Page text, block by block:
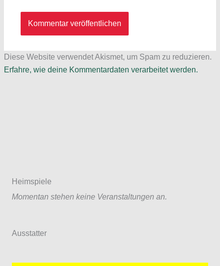
Diese Website verwendet Akismet, um Spam zu reduzieren.
Erfahre, wie deine Kommentardaten verarbeitet werden.
Heimspiele
Momentan stehen keine Veranstaltungen an.
Ausstatter